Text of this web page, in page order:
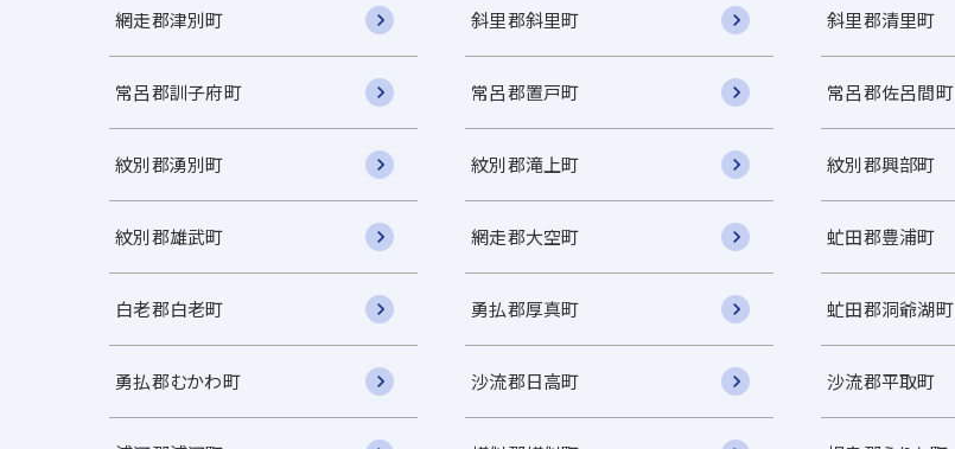
網走郡津別町 斜里郡斜里町 斜里郡清里町
常呂郡訓子府町 常呂郡置戸町 常呂郡佐呂間町
紋別郡湧別町 紋別郡滝上町 紋別郡興部町
紋別郡雄武町 網走郡大空町 虻田郡豊浦町
白老郡白老町 勇払郡厚真町 虻田郡洞爺湖町
勇払郡むかわ町 沙流郡日高町 沙流郡平取町